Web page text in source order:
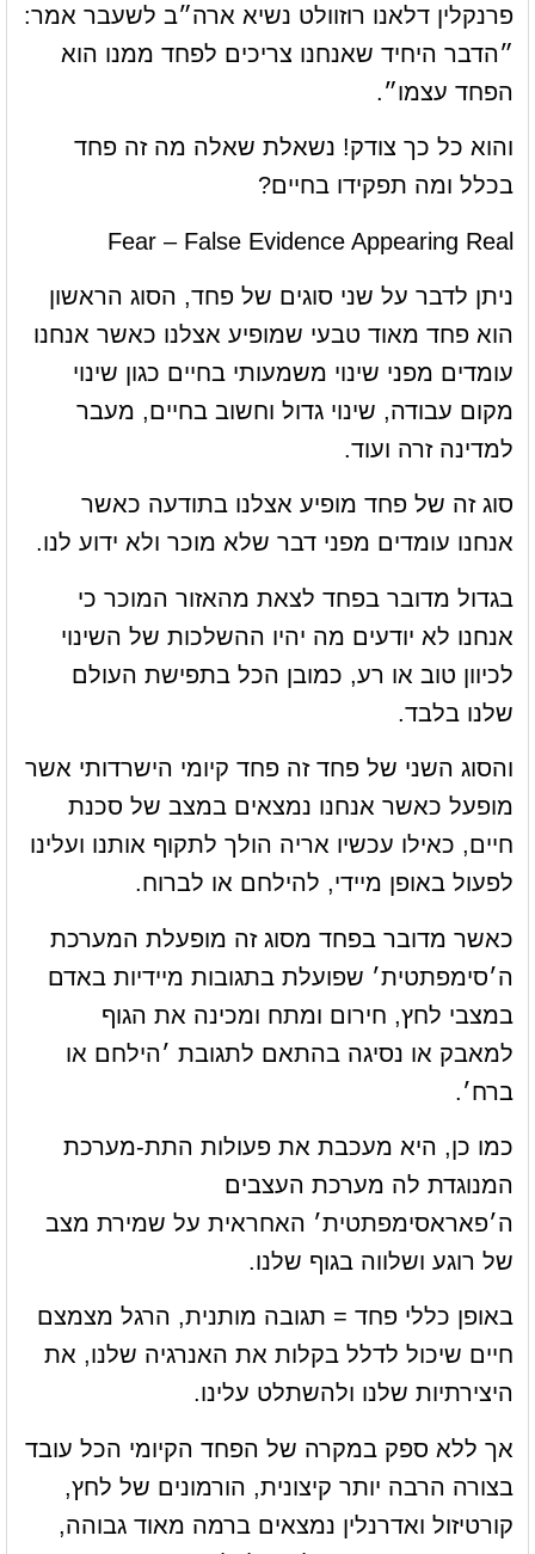
פרנקלין דלאנו רוזוולט נשיא ארה״ב לשעבר אמר:
״הדבר היחיד שאנחנו צריכים לפחד ממנו הוא
הפחד עצמו״.
והוא כל כך צודק! נשאלת שאלה מה זה פחד
בכלל ומה תפקידו בחיים?
Fear – False Evidence Appearing Real
ניתן לדבר על שני סוגים של פחד, הסוג הראשון
הוא פחד מאוד טבעי שמופיע אצלנו כאשר אנחנו
עומדים מפני שינוי משמעותי בחיים כגון שינוי
מקום עבודה, שינוי גדול וחשוב בחיים, מעבר
למדינה זרה ועוד.
סוג זה של פחד מופיע אצלנו בתודעה כאשר
אנחנו עומדים מפני דבר שלא מוכר ולא ידוע לנו.
בגדול מדובר בפחד לצאת מהאזור המוכר כי
אנחנו לא יודעים מה יהיו ההשלכות של השינוי
לכיוון טוב או רע, כמובן הכל בתפישת העולם
שלנו בלבד.
והסוג השני של פחד זה פחד קיומי הישרדותי אשר
מופעל כאשר אנחנו נמצאים במצב של סכנת
חיים, כאילו עכשיו אריה הולך לתקוף אותנו ועלינו
לפעול באופן מיידי, להילחם או לברוח.
כאשר מדובר בפחד מסוג זה מופעלת המערכת
ה׳סימפתטית׳ שפועלת בתגובות מיידיות באדם
במצבי לחץ, חירום ומתח ומכינה את הגוף
למאבק או נסיגה בהתאם לתגובת ׳הילחם או
ברח׳.
כמו כן, היא מעכבת את פעולות התת-מערכת
המנוגדת לה מערכת העצבים
ה׳פאראסימפתטית׳ האחראית על שמירת מצב
של רוגע ושלווה בגוף שלנו.
באופן כללי פחד = תגובה מותנית, הרגל מצמצם
חיים שיכול לדלל בקלות את האנרגיה שלנו, את
היצירתיות שלנו ולהשתלט עלינו.
אך ללא ספק במקרה של הפחד הקיומי הכל עובד
בצורה הרבה יותר קיצונית, הורמונים של לחץ,
קורטיזול ואדרנלין נמצאים ברמה מאוד גבוהה,